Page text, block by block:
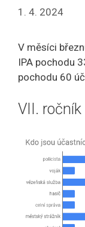
1. 4. 2024
V měsíci
IPA pochodu
pochodu 60
VII.